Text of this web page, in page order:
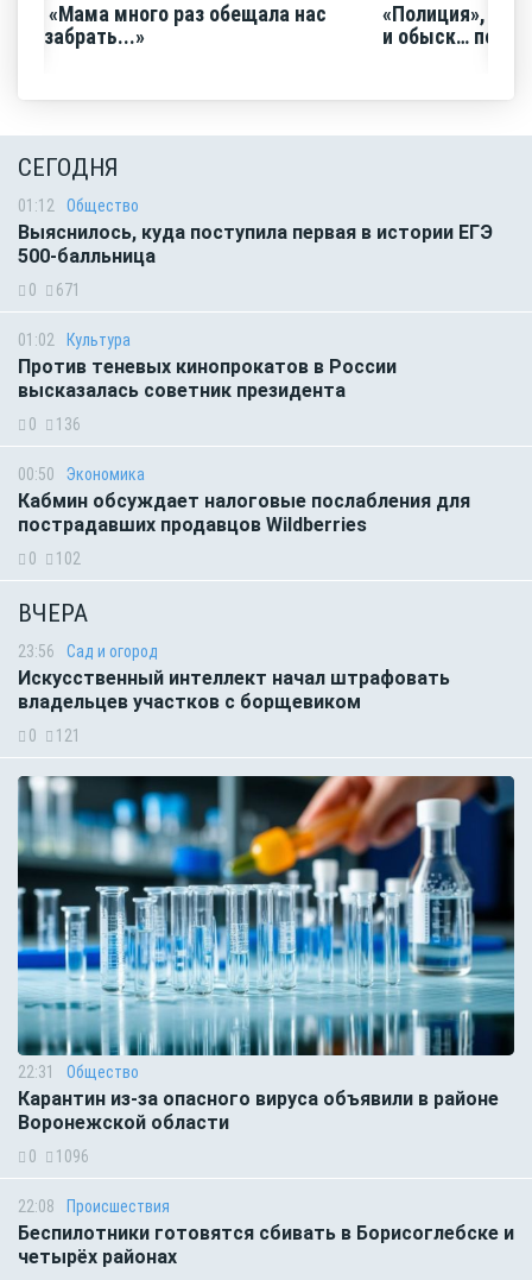
«Мама много раз обещала нас
забрать...»
«Полиция»,
и обыск… по
СЕГОДНЯ
01:12 Общество
Выяснилось, куда поступила первая в истории ЕГЭ
500-балльница
0 671
01:02 Культура
Против теневых кинопрокатов в России
высказалась советник президента
0 136
00:50 Экономика
Кабмин обсуждает налоговые послабления для
пострадавших продавцов Wildberries
0 102
ВЧЕРА
23:56 Сад и огород
Искусственный интеллект начал штрафовать
владельцев участков с борщевиком
0 121
22:31 Общество
Карантин из-за опасного вируса объявили в районе
Воронежской области
0 1096
22:08 Происшествия
Беспилотники готовятся сбивать в Борисоглебске и
четырёх районах